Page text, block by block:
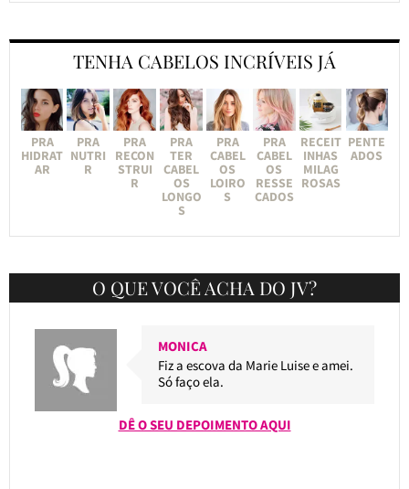
TENHA CABELOS INCRÍVEIS JÁ
PRA
HIDRAT
AR
PRA
NUTRI
R
PRA
RECON
STRUI
R
PRA
TER
CABEL
OS
LONGO
S
PRA
CABEL
OS
LOIRO
S
PRA
CABEL
OS
RESSE
CADOS
RECEIT
INHAS
MILAG
ROSAS
PENTE
ADOS
O QUE VOCÊ ACHA DO JV?
MONICA
Fiz a escova da Marie Luise e amei.
Só faço ela.
DÊ O SEU DEPOIMENTO AQUI